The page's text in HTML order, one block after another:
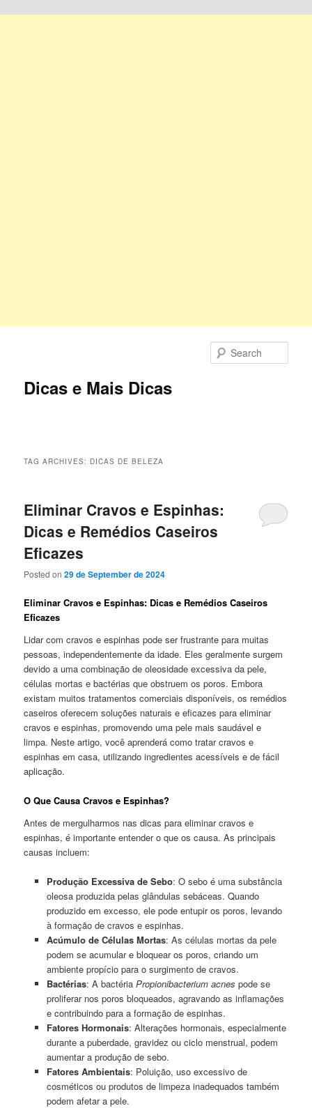
Dicas e Mais Dicas
TAG ARCHIVES: DICAS DE BELEZA
Eliminar Cravos e Espinhas:
Dicas e Remédios Caseiros
Eficazes
Posted on29 de September de 2024
Eliminar Cravos e Espinhas: Dicas e Remédios Caseiros
Eficazes
Lidar com cravos e espinhas pode ser frustrante para muitas
pessoas, independentemente da idade. Eles geralmente surgem
devido a uma combinação de oleosidade excessiva da pele,
células mortas e bactérias que obstruem os poros. Embora
existam muitos tratamentos comerciais disponíveis, os remédios
caseiros oferecem soluções naturais e eficazes para eliminar
cravos e espinhas, promovendo uma pele mais saudável e
limpa. Neste artigo, você aprenderá como tratar cravos e
espinhas em casa, utilizando ingredientes acessíveis e de fácil
aplicação.
O Que Causa Cravos e Espinhas?
Antes de mergulharmos nas dicas para eliminar cravos e
espinhas, é importante entender o que os causa. As principais
causas incluem:
Produção Excessiva de Sebo: O sebo é uma substância
oleosa produzida pelas glândulas sebáceas. Quando
produzido em excesso, ele pode entupir os poros, levando
à formação de cravos e espinhas.
Acúmulo de Células Mortas: As células mortas da pele
podem se acumular e bloquear os poros, criando um
ambiente propício para o surgimento de cravos.
Bactérias: A bactéria Propionibacterium acnes pode se
proliferar nos poros bloqueados, agravando as inflamações
e contribuindo para a formação de espinhas.
Fatores Hormonais: Alterações hormonais, especialmente
durante a puberdade, gravidez ou ciclo menstrual, podem
aumentar a produção de sebo.
Fatores Ambientais: Poluição, uso excessivo de
cosméticos ou produtos de limpeza inadequados também
podem afetar a pele.